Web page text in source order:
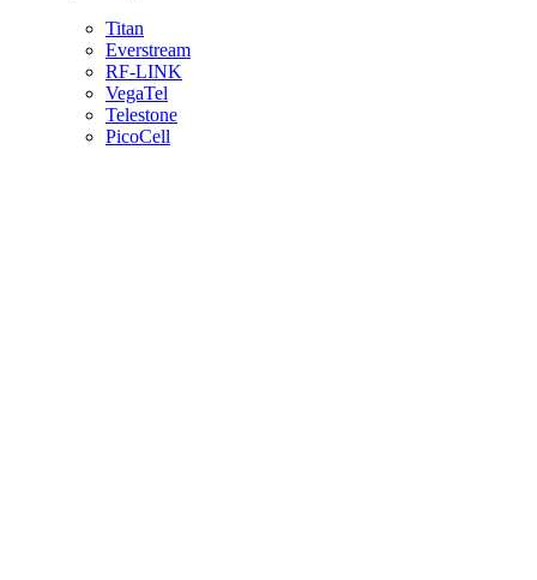
Titan
Everstream
RF-LINK
VegaTel
Telestone
PicoCell